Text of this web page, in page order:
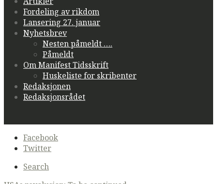
Fordeling av rikdom
Lansering 27. januar
Nyhetsbrev
Nesten påmeldt ….
Påmeldt
Om Manifest Tidsskrift
Huskeliste for skribenter
Redaksjonen
Redaksjonsrådet
Secondary
navigation
Facebook
Twitter
Search